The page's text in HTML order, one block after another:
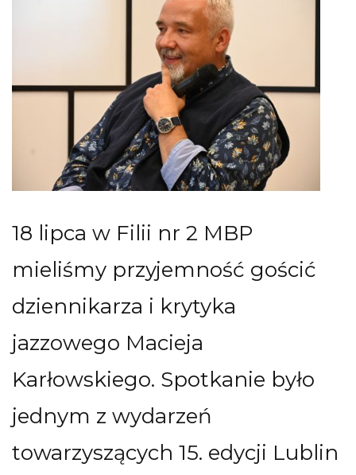
18 lipca w Filii nr 2 MBP
mieliśmy przyjemność gościć
dziennikarza i krytyka
jazzowego Macieja
Karłowskiego. Spotkanie było
jednym z wydarzeń
towarzyszących 15. edycji Lublin